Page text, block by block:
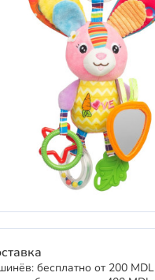
бесплатно от 200 MDL